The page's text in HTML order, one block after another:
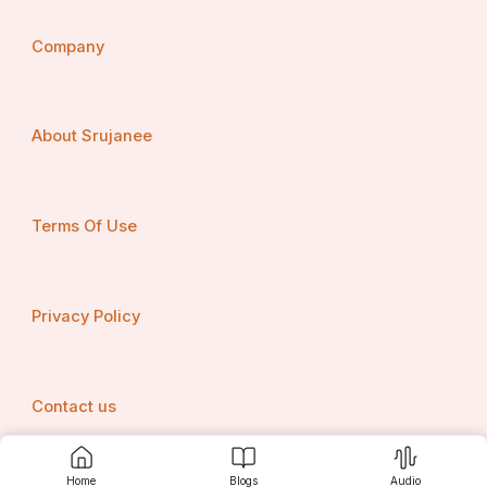
Home Blogs Audio
ମାନଦଣ୍ଡ ଉପରେ ଆଧାରିତ |  ନିମ୍ନଲିଖିତଗୁଡ଼ିକ ହେଉଛି
Company
About Srujanee
Terms Of Use
Privacy Policy
Contact us